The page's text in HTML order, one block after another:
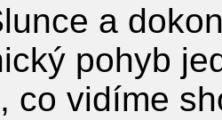
a
pohyb
co vidíme